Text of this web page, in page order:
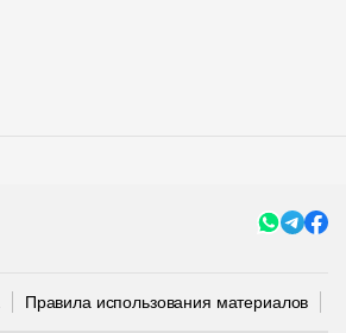
Правила использования материалов